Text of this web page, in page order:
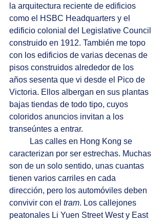
la arquitectura reciente de edificios
como el HSBC Headquarters y el
edificio colonial del Legislative Council
construido en 1912. También me topo
con los edificios de varias decenas de
pisos construidos alrededor de los
años sesenta que vi desde el Pico de
Victoria. Ellos albergan en sus plantas
bajas tiendas de todo tipo, cuyos
coloridos anuncios invitan a los
transeúntes a entrar.
Las calles en Hong Kong se
caracterizan por ser estrechas. Muchas
son de un solo sentido, unas cuantas
tienen varios carriles en cada
dirección, pero los automóviles deben
convivir con el tram. Los callejones
peatonales Li Yuen Street West y East